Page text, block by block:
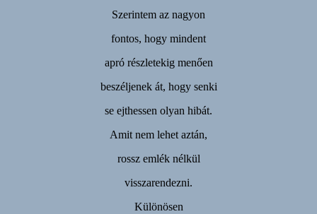
Szerintem az nagyon
fontos, hogy mindent
apró részletekig menően
beszéljenek át, hogy senki
se ejthessen olyan hibát.
Amit nem lehet aztán,
rossz emlék nélkül
visszarendezni.
Különösen